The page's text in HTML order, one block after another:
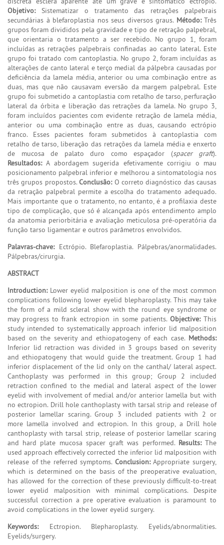
Objetivo:Sistematizar o tratamento das retrações palpebrais
secundárias à blefaroplastia nos seus diversos graus. Método:Três
grupos foram divididos pela gravidade e tipo de retração palpebral,
que orientaria o tratamento a ser recebido. No grupo 1, foram
incluídas as retrações palpebrais confinadas ao canto lateral. Este
grupo foi tratado com cantoplastia. No grupo 2, foram incluídas as
alterações de canto lateral e terço medial da pálpebra causadas por
deficiência da lamela média, anterior ou uma combinação entre as
duas, mas que não causavam eversão da margem palpebral. Este
grupo foi submetido a cantoplastia com retalho de tarso, perfuração
lateral da órbita e liberação das retrações da lamela. No grupo 3,
foram incluídos pacientes com evidente retração de lamela média,
anterior ou uma combinação entre as duas, causando ectrópio
franco. Esses pacientes foram submetidos à cantoplastia com
retalho de tarso, liberação das retrações da lamela média e enxerto
de mucosa de palato duro como espaçador (spacer graft).
Resultados:A abordagem sugerida efetivamente corrigiu o mau
posicionamento palpebral inferior e melhorou a sintomatologia nos
três grupos propostos.Conclusão:O correto diagnóstico das causas
da retração palpebral permite a escolha do tratamento adequado.
Mais importante que o tratamento, no entanto, é a profilaxia deste
tipo de complicação, que só é alcançada após entendimento amplo
da anatomia periorbitária e avaliação meticulosa pré-operatória da
função tarso ligamentar e outros parâmetros envolvidos.
Palavras-chave:Ectrópio. Blefaroplastia. Pálpebras/anormalidades.
Pálpebras/cirurgia.
ABSTRACT
Introduction:Lower eyelid malposition is one of the most common
complications following lower eyelid blepharoplasty. This may take
the form of a mild scleral show with the round eye syndrome or
may progress to frank ectropion in some patients. Objective:This
study intended to systematically approach inferior lid malposition
based on the severity and ethiopatogeny of each case. Methods:
Inferior lid retraction was divided in 3 groups based on severity
and ethiopatogeny that would guide the treatment. Group 1 had
inferior displacement of the lid only on the canthal/ lateral aspect.
Canthoplasty was performed in this group; Group 2 included
retraction confined to the medial and lateral aspect of the lower
eyelid with involvement of medial and/or anterior lamella but with
no ectropion. Drill hole canthoplasty with tarsal strip and release of
posterior lamellar scaring. Group 3 included patients with 2 or
more lamella involved and ectropion. In this group, a Drill hole
canthoplasty with tarsal strip, release of posterior lamellar scaring
and hard plate mucosa spacer graft was performed. Results:The
used approach effectively corrected the inferior lid malposition with
release of the referred symptoms. Conclusion:Appropriate surgery,
which is determined on the basis of the preoperative evaluation,
has allowed for the correction of these previously difficult-to-treat
lower eyelid malposition with minimal complications. Despite
successful correction a pre operative evaluation is paramount to
avoid complications in the lower eyelid surgery.
Keywords:Ectropion. Blepharoplasty. Eyelids/abnormalities.
Eyelids/surgery.